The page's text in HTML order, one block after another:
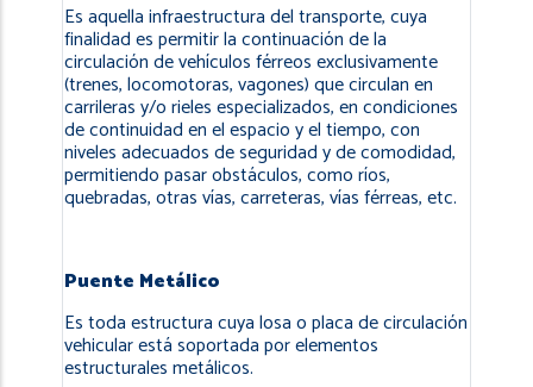
Es aquella infraestructura del transporte, cuya
finalidad es permitir la continuación de la
circulación de vehículos férreos exclusivamente
(trenes, locomotoras, vagones) que circulan en
carrileras y/o rieles especializados, en condiciones
de continuidad en el espacio y el tiempo, con
niveles adecuados de seguridad y de comodidad,
permitiendo pasar obstáculos, como ríos,
quebradas, otras vías, carreteras, vías férreas, etc.
Puente Metálico
Es toda estructura cuya losa o placa de circulación
vehicular está soportada por elementos
estructurales metálicos.